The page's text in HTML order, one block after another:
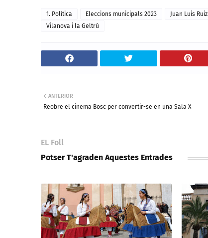
1. Política Eleccions municipals 2023 Juan Luis Ruiz
Vilanova i la Geltrú
ANTERIOR
Reobre el cinema Bosc per convertir-se en una Sala X
EL Foll
Potser T'agraden Aquestes Entrades